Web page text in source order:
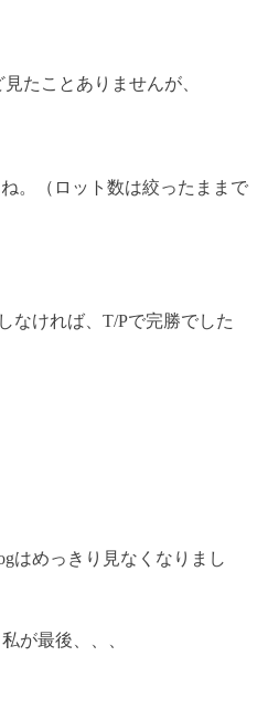
たことありませんが、
。（ロット数は絞ったままで
なければ、T/Pで完勝でした
はめっきり見なくなりまし
が最後、、、